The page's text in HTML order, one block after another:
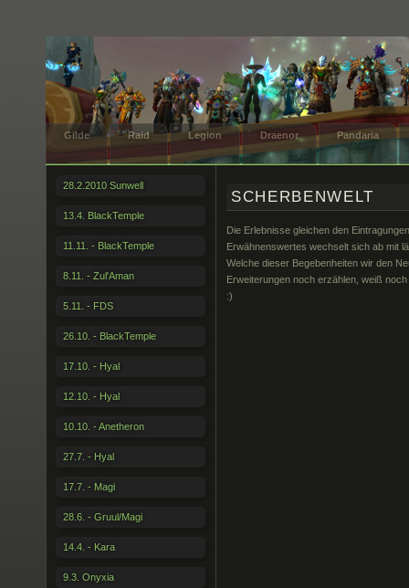
Gilde Raid Legion Draenor Pandaria
28.2.2010 Sunwell
13.4. BlackTemple
11.11. - BlackTemple
8.11. - Zul'Aman
5.11. - FDS
26.10. - BlackTemple
17.10. - Hyal
12.10. - Hyal
10.10. - Anetheron
27.7. - Hyal
17.7. - Magi
28.6. - Gruul/Magi
14.4. - Kara
9.3. Onyxia
SCHERBENWELT
Die Erlebnisse gleichen den
Erwähnenswertes wechselt sich ab mit
Welche dieser Begebenheiten wir den
Erweiterungen noch erzählen, weiß
:)